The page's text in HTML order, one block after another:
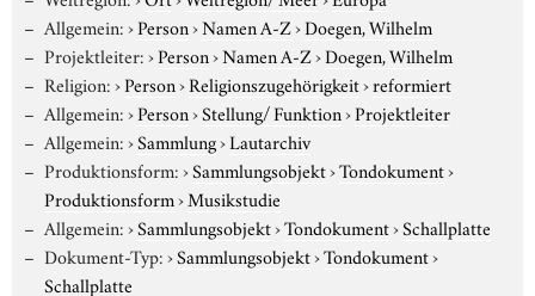
Allgemein:›Person›Namen A-Z›Doegen, Wilhelm
Projektleiter:›Person›Namen A-Z›Doegen, Wilhelm
Religion:›Person›Religionszugehörigkeit›reformiert
Allgemein:›Person›Stellung/ Funktion›Projektleiter
Allgemein:›Sammlung›Lautarchiv
Produktionsform:›Sammlungsobjekt›Tondokument›
Produktionsform›Musikstudie
Allgemein:›Sammlungsobjekt›Tondokument›Schallplatte
Dokument-Typ:›Sammlungsobjekt›Tondokument›
Schallplatte